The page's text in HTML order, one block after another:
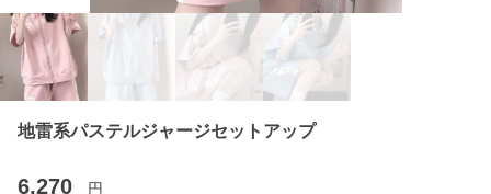
地雷系パステルジャージセットアップ
6,270 円